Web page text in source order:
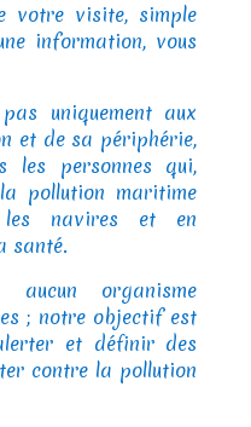
votre visite, simple
information, vous
uniquement aux
et de sa périphérie,
les personnes qui,
pollution maritime
navires et en
santé.
aucun organisme
; notre objectif est
et définir des
contre la pollution